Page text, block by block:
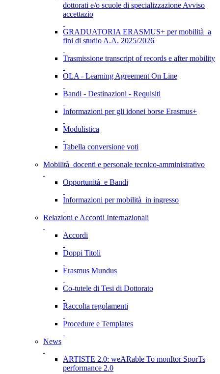
dottorati e/o scuole di specializzazione Avviso
accettazio
GRADUATORIA ERASMUS+ per mobilità a
fini di studio A.A. 2025/2026
Trasmissione transcript of records e after mobility
OLA - Learning Agreement On Line
Bandi - Destinazioni - Requisiti
Informazioni per gli idonei borse Erasmus+
Modulistica
Tabella conversione voti
Mobilità docenti e personale tecnico-amministrativo
Opportunità e Bandi
Informazioni per mobilità in ingresso
Relazioni e Accordi Internazionali
Accordi
Doppi Titoli
Erasmus Mundus
Co-tutele di Tesi di Dottorato
Raccolta regolamenti
Procedure e Templates
News
ARTISTE 2.0: weARable To monItor SporTs
performance 2.0